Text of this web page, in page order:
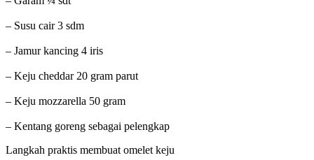
– Susu cair 3 sdm
– Jamur kancing 4 iris
– Keju cheddar 20 gram parut
– Keju mozzarella 50 gram
– Kentang goreng sebagai pelengkap
Langkah praktis membuat omelet keju